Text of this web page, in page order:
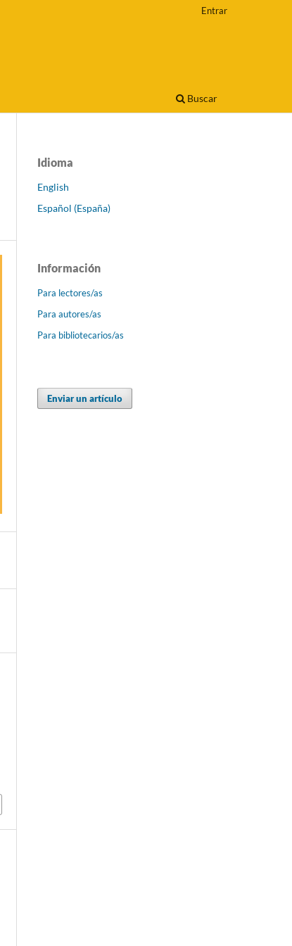
Buscar
Entrar
Idioma
English
Español (España)
Información
Para lectores/as
Para autores/as
Para bibliotecarios/as
Enviar un artículo